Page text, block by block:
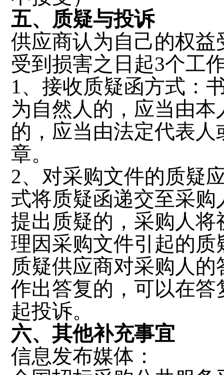
五、质疑与投诉
供应商认为自己的权
受到损害之日起3个工
1、接收质疑函方式：
为自然人的，应当由
的，应当由法定代表
章。
2、对采购文件的质疑
式将质疑函递交至采
提出质疑的，采购人
理因采购文件引起的质
质疑供应商对采购人
作出答复的，可以在答
起投诉。
六、其他补充事宜
信息发布媒体：